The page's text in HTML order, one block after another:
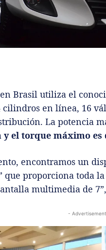
Brasil utiliza el
cilindros en línea, 16
La potencia
el torque máximo es
encontramos un
que proporciona toda
multimedia de
-